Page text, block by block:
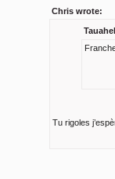
Chris wrote:
Tu rigoles